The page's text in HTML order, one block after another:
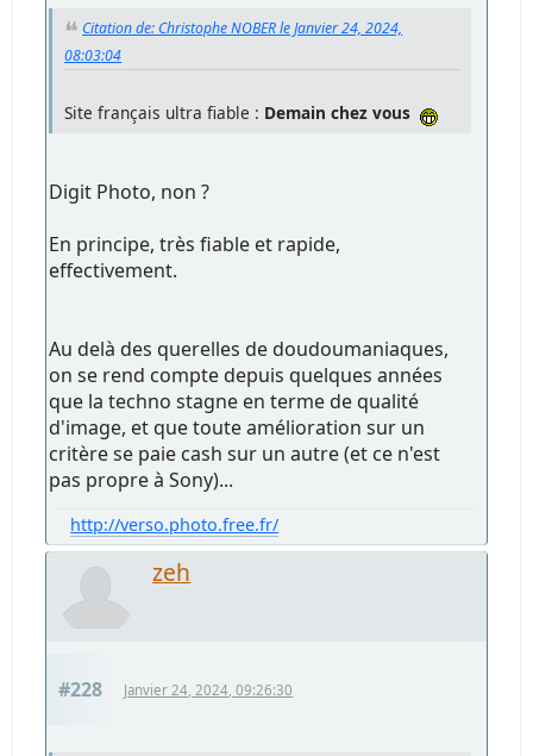
Citation de: Christophe NOBER le Janvier 24, 2024,
08:03:04
Site français ultra fiable : Demain chez vous
Digit Photo, non ?
En principe, très fiable et rapide,
effectivement.
Au delà des querelles de doudoumaniaques,
on se rend compte depuis quelques années
que la techno stagne en terme de qualité
d'image, et que toute amélioration sur un
critère se paie cash sur un autre (et ce n'est
pas propre à Sony)...
http://verso.photo.free.fr/
zeh
#228 Janvier 24, 2024, 09:26:30